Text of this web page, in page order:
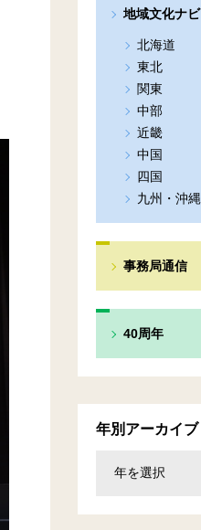
地域文化ナビ
北海道
東北
関東
中部
近畿
中国
四国
九州・沖縄
事務局通信
40周年
年別アーカイブ